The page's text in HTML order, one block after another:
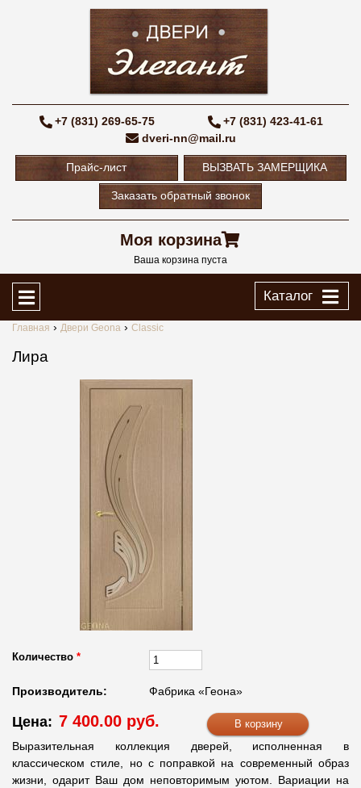
+7 (831) 269-65-75
+7 (831) 423-41-61
dveri-nn@mail.ru
Прайс-лист ВЫЗВАТЬ ЗАМЕРЩИКА
Заказать обратный звонок
Моя корзина
Ваша корзина пуста
Каталог
Главная Двери Geona Classic
Лира
Количество *
Производитель: Фабрика «Геона»
Цена: 7 400.00 руб.
Выразительная коллекция дверей, исполненная в
классическом стиле, но с поправкой на современный образ
жизни, одарит Ваш дом неповторимым уютом. Вариации на